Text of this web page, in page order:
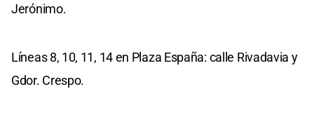
Jerónimo.
Líneas 8, 10, 11, 14 en Plaza España: calle Rivadavia y
Gdor. Crespo.